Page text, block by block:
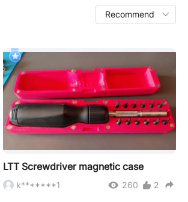
LTT Screwdriver magnetic case
k*******1 260 2